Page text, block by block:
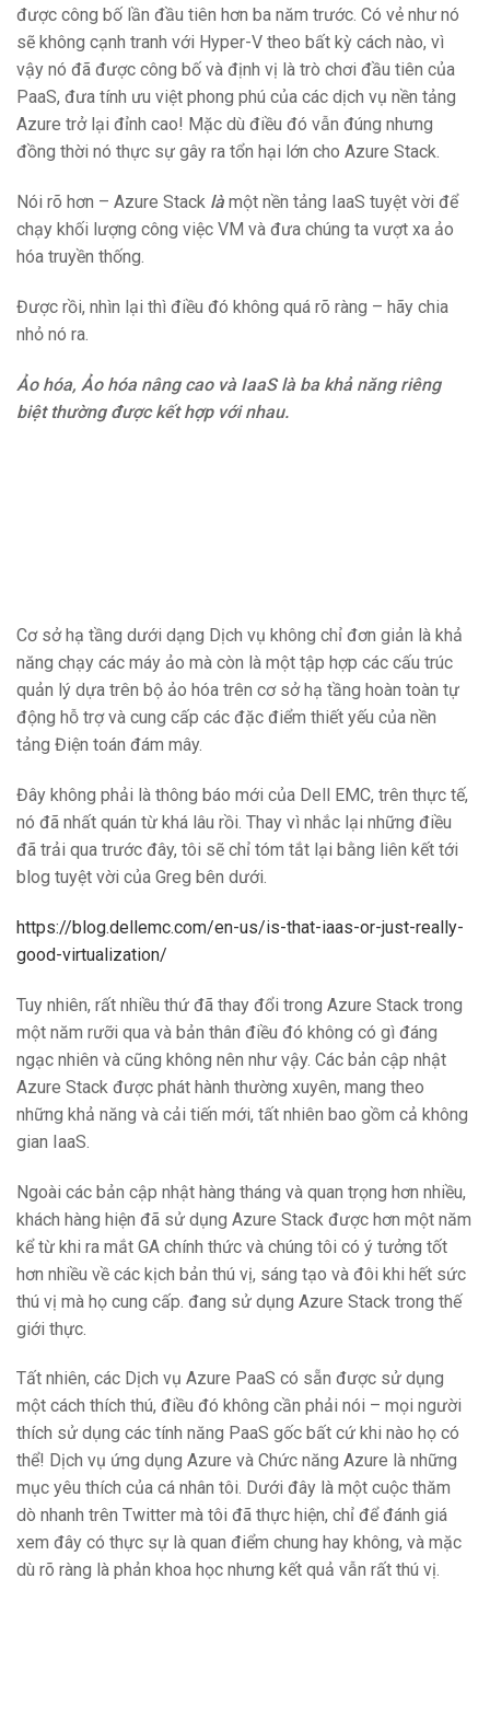
được công bố lần đầu tiên hơn ba năm trước. Có vẻ như nó
sẽ không cạnh tranh với Hyper-V theo bất kỳ cách nào, vì
vậy nó đã được công bố và định vị là trò chơi đầu tiên của
PaaS, đưa tính ưu việt phong phú của các dịch vụ nền tảng
Azure trở lại đỉnh cao! Mặc dù điều đó vẫn đúng nhưng
đồng thời nó thực sự gây ra tổn hại lớn cho Azure Stack.
Nói rõ hơn – Azure Stack là một nền tảng IaaS tuyệt vời để
chạy khối lượng công việc VM và đưa chúng ta vượt xa ảo
hóa truyền thống.
Được rồi, nhìn lại thì điều đó không quá rõ ràng – hãy chia
nhỏ nó ra.
Ảo hóa, Ảo hóa nâng cao và IaaS là ​​ba khả năng riêng
biệt thường được kết hợp với nhau.
Cơ sở hạ tầng dưới dạng Dịch vụ không chỉ đơn giản là khả
năng chạy các máy ảo mà còn là một tập hợp các cấu trúc
quản lý dựa trên bộ ảo hóa trên cơ sở hạ tầng hoàn toàn tự
động hỗ trợ và cung cấp các đặc điểm thiết yếu của nền
tảng Điện toán đám mây.
Đây không phải là thông báo mới của Dell EMC, trên thực tế,
nó đã nhất quán từ khá lâu rồi. Thay vì nhắc lại những điều
đã trải qua trước đây, tôi sẽ chỉ tóm tắt lại bằng liên kết tới
blog tuyệt vời của Greg bên dưới.
https://blog.dellemc.com/en-us/is-that-iaas-or-just-really-
good-virtualization/
Tuy nhiên, rất nhiều thứ đã thay đổi trong Azure Stack trong
một năm rưỡi qua và bản thân điều đó không có gì đáng
ngạc nhiên và cũng không nên như vậy. Các bản cập nhật
Azure Stack được phát hành thường xuyên, mang theo
những khả năng và cải tiến mới, tất nhiên bao gồm cả không
gian IaaS.
Ngoài các bản cập nhật hàng tháng và quan trọng hơn nhiều,
khách hàng hiện đã sử dụng Azure Stack được hơn một năm
kể từ khi ra mắt GA chính thức và chúng tôi có ý tưởng tốt
hơn nhiều về các kịch bản thú vị, sáng tạo và đôi khi hết sức
thú vị mà họ cung cấp. đang sử dụng Azure Stack trong thế
giới thực.
Tất nhiên, các Dịch vụ Azure PaaS có sẵn được sử dụng
một cách thích thú, điều đó không cần phải nói – mọi người
thích sử dụng các tính năng PaaS gốc bất cứ khi nào họ có
thể! Dịch vụ ứng dụng Azure và Chức năng Azure là những
mục yêu thích của cá nhân tôi. Dưới đây là một cuộc thăm
dò nhanh trên Twitter mà tôi đã thực hiện, chỉ để đánh giá
xem đây có thực sự là quan điểm chung hay không, và mặc
dù rõ ràng là phản khoa học nhưng kết quả vẫn rất thú vị.